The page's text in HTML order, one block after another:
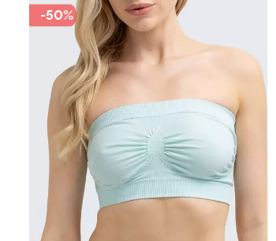
-50%
329 грн.
299 грн.